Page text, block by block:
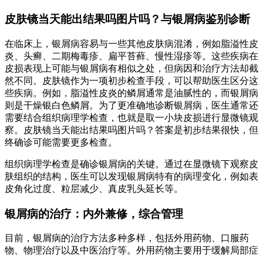
皮肤镜当天能出结果吗图片吗？与银屑病鉴别诊断
在临床上，银屑病容易与一些其他皮肤病混淆，例如脂溢性皮
炎、头癣、二期梅毒疹、扁平苔藓、慢性湿疹等。这些疾病在
皮损表现上可能与银屑病有相似之处，但病因和治疗方法却截
然不同。皮肤镜作为一项初步检查手段，可以帮助医生区分这
些疾病。例如，脂溢性皮炎的鳞屑通常是油腻性的，而银屑病
则是干燥银白色鳞屑。为了更准确地诊断银屑病，医生通常还
需要结合组织病理学检查，也就是取一小块皮损进行显微镜观
察。皮肤镜当天能出结果吗图片吗？答案是初步结果很快，但
终确诊可能需要更多检查。
组织病理学检查是确诊银屑病的关键。通过在显微镜下观察皮
肤组织的结构，医生可以发现银屑病特有的病理变化，例如表
皮角化过度、粒层减少、真皮乳头延长等。
银屑病的治疗：内外兼修，综合管理
目前，银屑病的治疗方法多种多样，包括外用药物、口服药
物、物理治疗以及中医治疗等。外用药物主要用于缓解局部症